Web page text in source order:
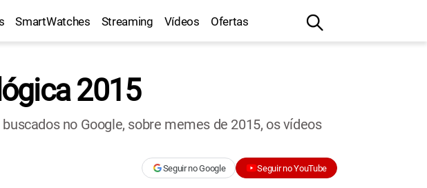
SmartWatches Streaming Vídeos Ofertas
2015
no Google, sobre memes de 2015, os vídeos
Seguir no Google Seguir no YouTube